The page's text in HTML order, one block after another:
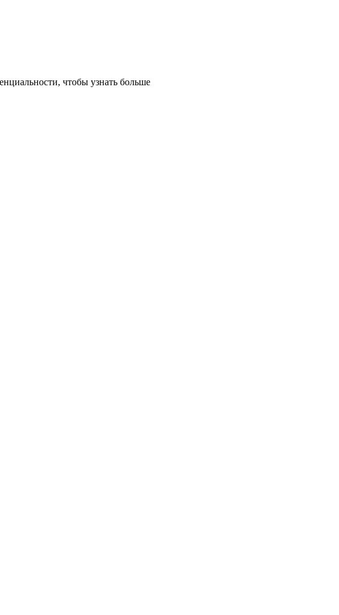
чтобы узнать больше